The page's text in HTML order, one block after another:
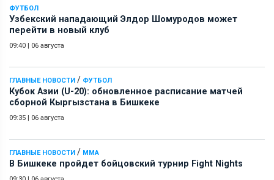
ФУТБОЛ
Узбекский нападающий Элдор Шомуродов может
перейти в новый клуб
09:40 06 августа
ГЛАВНЫЕ НОВОСТИ / ФУТБОЛ
Кубок Азии (U-20): обновленное расписание матчей
сборной Кыргызстана в Бишкеке
09:35 06 августа
ГЛАВНЫЕ НОВОСТИ / ММА
В Бишкеке пройдет бойцовский турнир Fight Nights